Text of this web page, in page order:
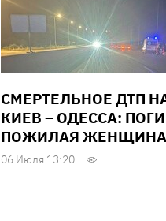
СМЕРТЕЛЬНОЕ ДТП
КИЕВ – ОДЕССА:
ПОЖИЛАЯ ЖЕНЩИНА
06 Июля 13:20